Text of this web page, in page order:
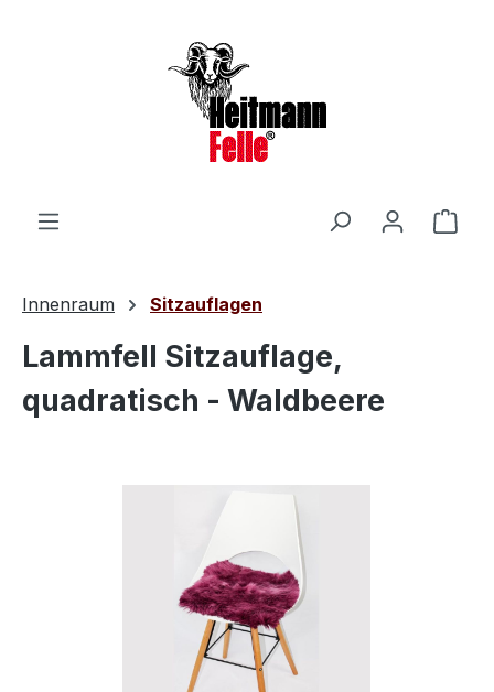
Innenraum Sitzauflagen
Lammfell Sitzauflage,
quadratisch - Waldbeere